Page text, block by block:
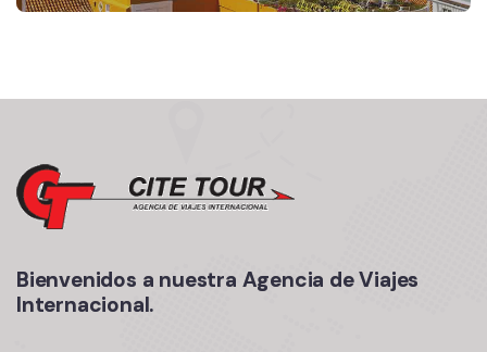
Bienvenidos a nuestra Agencia de Viajes
Internacional.